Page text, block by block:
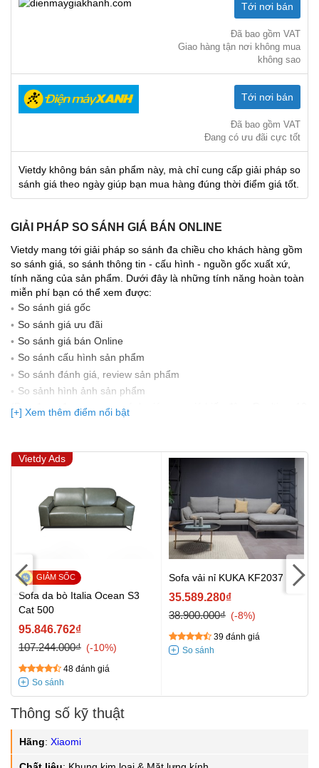
Tới nơi bán
Đã bao gồm VAT
Giao hàng tận nơi không mua
không sao
Tới nơi bán
Đã bao gồm VAT
Đang có ưu đãi cực tốt
Vietdy không bán sản phẩm này, mà chỉ cung cấp giải pháp so
sánh giá theo ngày giúp bạn mua hàng đúng thời điểm giá tốt.
GIẢI PHÁP SO SÁNH GIÁ BÁN ONLINE
Vietdy mang tới giải pháp so sánh đa chiều cho khách hàng gồm
so sánh giá, so sánh thông tin - cấu hình - nguồn gốc xuất xứ,
tính năng của sản phẩm. Dưới đây là những tính năng hoàn toàn
miễn phí bạn có thể xem được:
So sánh giá gốc
So sánh giá ưu đãi
So sánh giá bán Online
So sánh cấu hình sản phẩm
So sánh đánh giá, review sản phẩm
So sảnh hình ảnh sản phẩm
(Bạn đang được xem so sánh giá, xem giá biến động Realtime 10
lần cập nhật gần nhất)
[+] Xem thêm điểm nổi bật
Vietdy Ads
Sofa da bò Italia Ocean S3
Cat 500
95.846.762₫
107.244.000₫
-10%
48 đánh giá
Sofa vải nỉ KUKA KF2037
35.589.280₫
38.900.000₫
-8%
39 đánh giá
Thông số kỹ thuật
Hãng: Xiaomi